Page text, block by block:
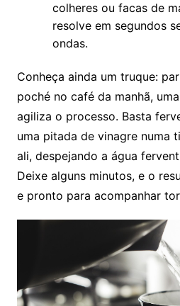
colheres ou facas de
resolve em segundos
ondas.
Conheça ainda um truque:
poché no café da manhã,
agiliza o processo. Basta
uma pitada de vinagre numa
ali, despejando a água
Deixe alguns minutos, e o
e pronto para acompanhar